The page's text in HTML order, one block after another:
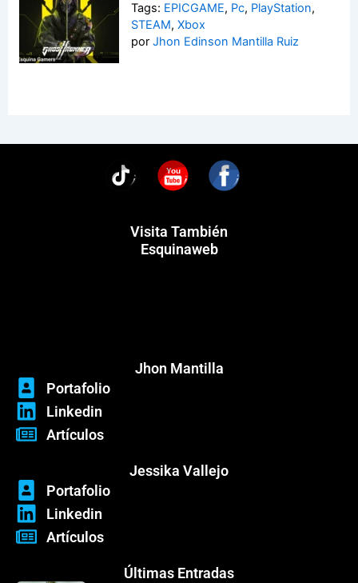
Tags: EPICGAME, Pc, PlayStation,
STEAM, Xbox
por Jhon Edinson Mantilla Ruiz
You
Visita También
Esquinaweb
Jhon Mantilla
Portafolio
Linkedin
Artículos
Jessika Vallejo
Portafolio
Linkedin
Artículos
Últimas Entradas